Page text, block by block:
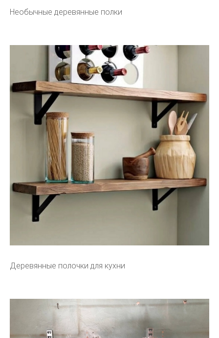
Необычные деревянные полки
Деревянные полочки для кухни